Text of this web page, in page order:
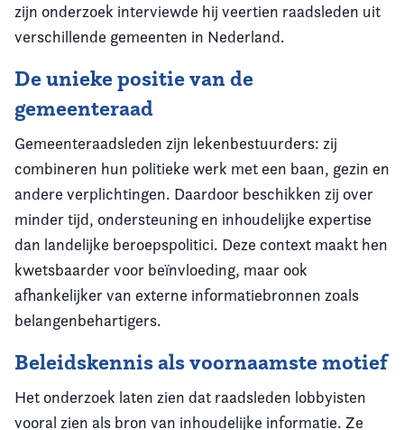
zijn onderzoek interviewde hij veertien raadsleden uit
verschillende gemeenten in Nederland.
De unieke positie van de
gemeenteraad
Gemeenteraadsleden zijn lekenbestuurders: zij
combineren hun politieke werk met een baan, gezin en
andere verplichtingen. Daardoor beschikken zij over
minder tijd, ondersteuning en inhoudelijke expertise
dan landelijke beroepspolitici. Deze context maakt hen
kwetsbaarder voor beïnvloeding, maar ook
afhankelijker van externe informatiebronnen zoals
belangenbehartigers.
Beleidskennis als voornaamste motief
Het onderzoek laten zien dat raadsleden lobbyisten
vooral zien als bron van inhoudelijke informatie. Ze